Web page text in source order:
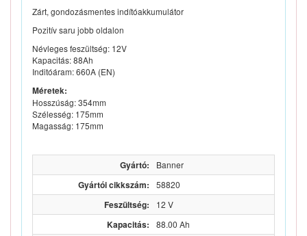
Zárt, gondozásmentes indítóakkumulátor
Pozitív saru jobb oldalon
Névleges feszültség: 12V
Kapacitás: 88Ah
Inditóáram: 660A (EN)
Méretek:
Hosszúság: 354mm
Szélesség: 175mm
Magasság: 175mm
Gyártó: Banner
Gyártói cikkszám: 58820
Feszültség: 12 V
Kapacitás: 88.00 Ah